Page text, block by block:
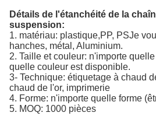
Détails de l'étanchéité de la
suspension:
1. matériau: plastique,PP, PSJe
hanches, métal , Aluminium.
2. Taille et couleur: n'importe
quelle couleur est disponible.
3- Technique: étiquetage à chaud
chaud de l'or, imprimerie
4. Forme: n'importe quelle forme
5. MOQ: 1000 pièces